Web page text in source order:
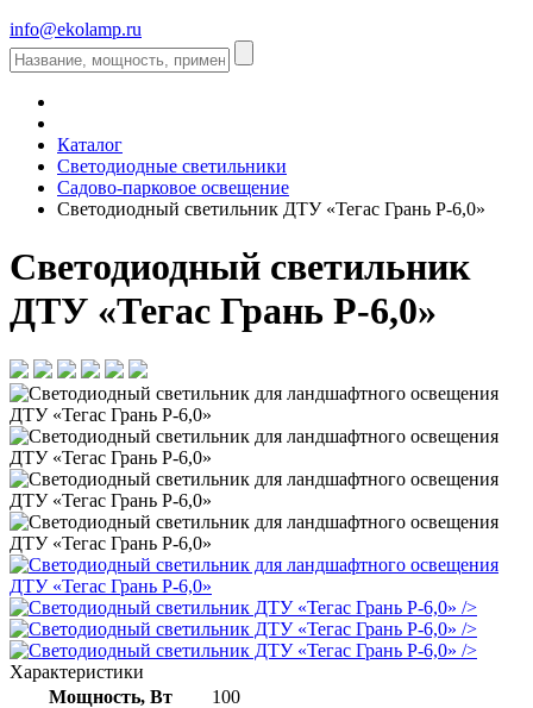
info@ekolamp.ru
Каталог
Светодиодные светильники
Садово-парковое освещение
Светодиодный светильник ДТУ «Тегас Грань Р-6,0»
Светодиодный светильник
ДТУ «Тегас Грань Р-6,0»
/>
/>
/>
Характеристики
Мощность, Вт
100